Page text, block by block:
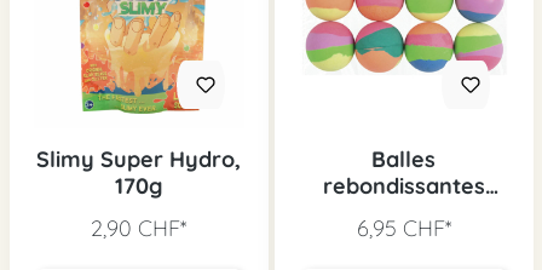
Slimy Super Hydro,
170g
2,90 CHF*
Balles
rebondissantes
6,95 CHF*